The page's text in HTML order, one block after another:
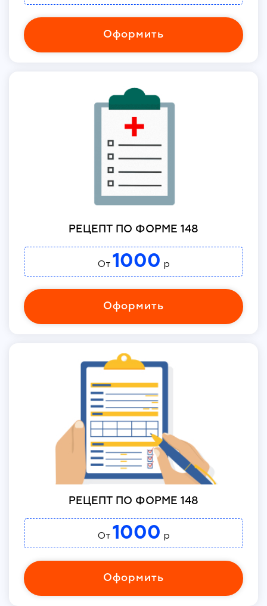
Оформить
РЕЦЕПТ ПО ФОРМЕ 148
От 1000 р
Оформить
РЕЦЕПТ ПО ФОРМЕ 148
От 1000 р
Оформить